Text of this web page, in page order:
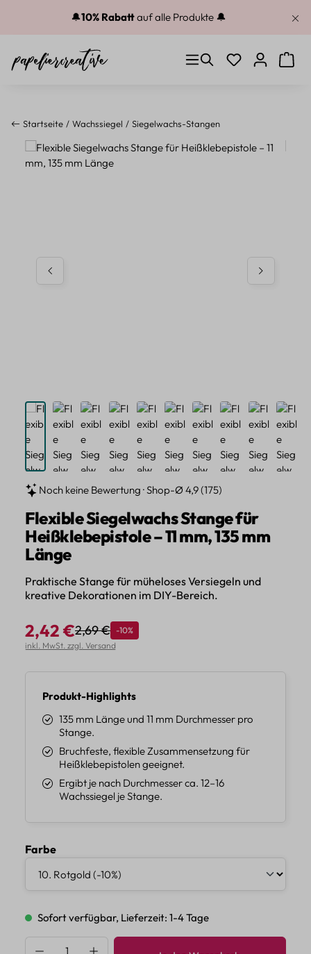
Zum Hauptinhalt springen
🔔10% Rabattauf alle Produkte 🔔
Du hast 0
Startseite Wachssiegel Siegelwachs-Stangen
Bildergalerie überspringen
Noch keine Bewertung · Shop-Ø 4,9 (175)
Flexible Siegelwachs Stange für
Heißklebepistole – 11 mm, 135 mm
Länge
Praktische Stange für müheloses Versiegeln und
kreative Dekorationen im DIY-Bereich.
Verkaufspreis:
2,42 €Regulärer Preis:
2,69 € Rabatt
-10%
inkl. MwSt. zzgl. Versand
Produkt-Highlights
135 mm Länge und 11 mm Durchmesser pro
Stange.
Bruchfeste, flexible Zusammensetzung für
Heißklebepistolen geeignet.
Ergibt je nach Durchmesser ca. 12–16
Wachssiegel je Stange.
Farbeauswählen
Sofort verfügbar, Lieferzeit: 1-4 Tage
Produkt Anzahl: Gib den gewünschten